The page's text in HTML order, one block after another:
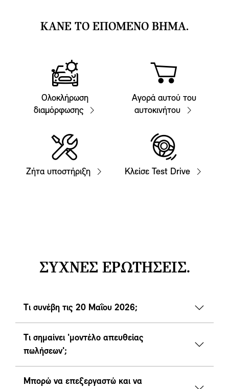
ΚΑΝΕ ΤΟ ΕΠΟΜΕΝΟ ΒΗΜΑ.
Ολοκλήρωση
διαμόρφωσης
Αγορά αυτού του
αυτοκινήτου
Ζήτα υποστήριξη Κλείσε Test Drive
ΣΥΧΝΕΣ ΕΡΩΤΗΣΕΙΣ.
Τι συνέβη τις 20 Μαΐου 2026;
Τι σημαίνει 'μοντέλο απευθείας
πωλήσεων';
Μπορώ να επεξεργαστώ και να